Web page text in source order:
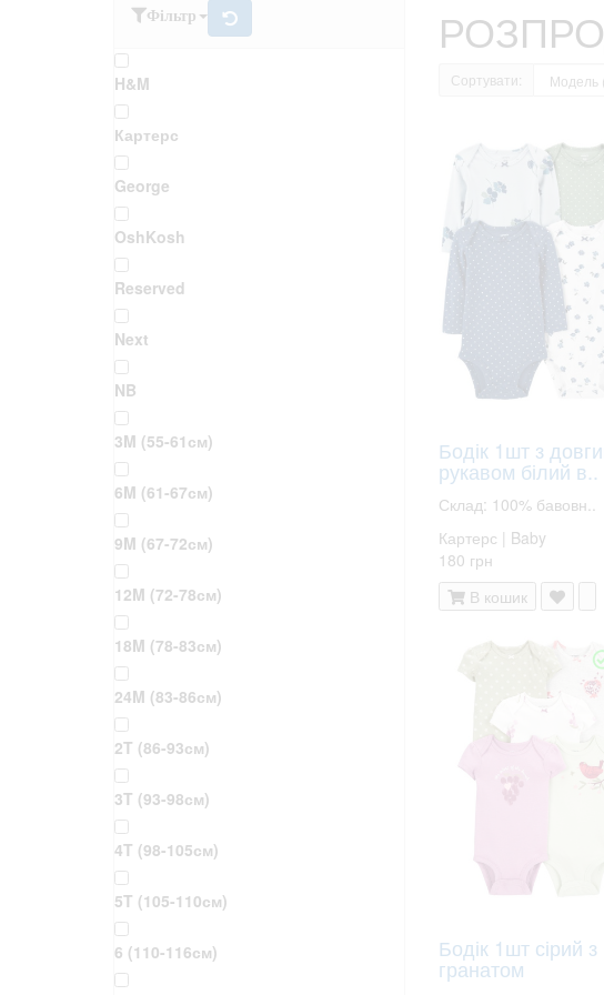
Фільтр
H&M
Картерс
George
OshKosh
Reserved
Next
NB
3M (55-61см)
6M (61-67см)
9M (67-72см)
12M (72-78см)
18M (78-83см)
24M (83-86см)
2T (86-93см)
3T (93-98см)
4T (98-105см)
5T (105-110см)
6 (110-116см)
Сортувати:
Бодік 1шт з
рукавом білий в..
Склад: 100% бавовн..
Картерс | Baby
180 грн
В кошик
Бодік 1шт сірий з
гранатом